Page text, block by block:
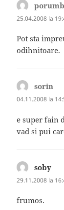
25.04.2008 la
Pot sta
odihnitoare.
sorin
04.11.2008 la
e super fain
vad si pui
soby
29.11.2008 la
frumos.